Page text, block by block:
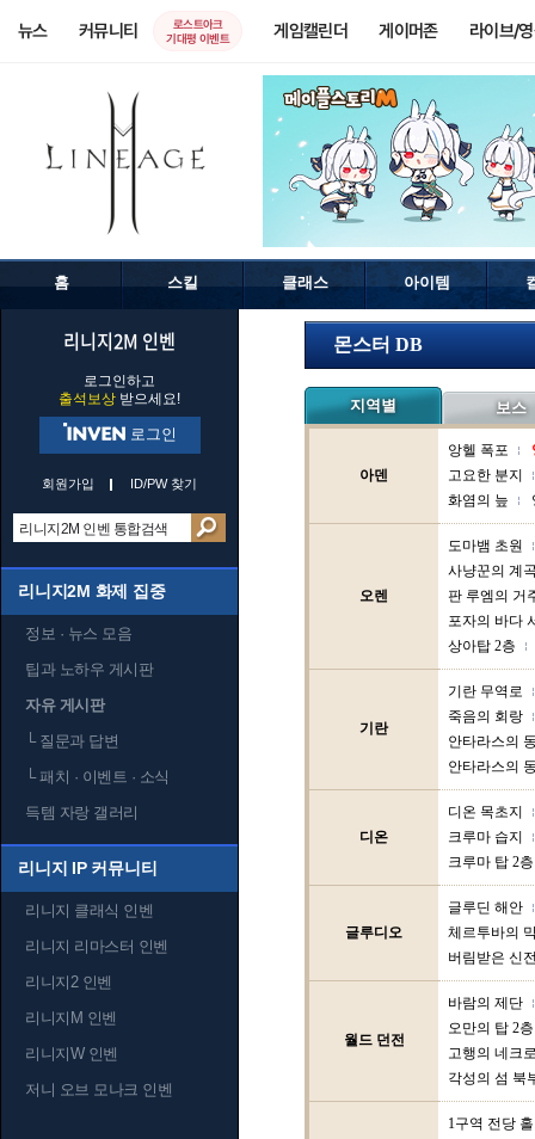
뉴스 커뮤니티
로스트아크
기대평 이벤트
게임캘린더 게이머존 라이브/
홈 스킬 클래스 아이템
리니지2M 인벤
로그인하고
출석보상 받으세요!
로그인
회원가입 ID/PW 찾기
리니지2M 화제 집중
정보 · 뉴스 모음
팁과 노하우 게시판
자유 게시판
└질문과 답변
└패치 · 이벤트 · 소식
득템 자랑 갤러리
리니지 IP 커뮤니티
리니지 클래식 인벤
리니지 리마스터 인벤
리니지2 인벤
리니지M 인벤
리니지W 인벤
저니 오브 모나크 인벤
몬스터 DB
지역별 보스
아덴
앙헬 폭포
고요한 분지
화염의 늪
오렌
도마뱀 초원
사냥꾼의 계
판 루엠의 거
포자의 바다
상아탑 2층
기란
기란 무역로
죽음의 회랑
안타라스의
안타라스의
디온
디온 목초지
크루마 습지
크루마 탑 2층
글루디오
글루딘 해안
체르투바의
버림받은 신
월드 던전
바람의 제단
오만의 탑 2층
고행의 네크
각성의 섬 북
1구역 전당 홀